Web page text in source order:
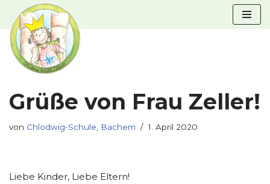
Zum
Inhalt
springen
Grüße von Frau Zeller!
von Chlodwig-Schule, Bachem 1. April 2020
Liebe Kinder, Liebe Eltern!